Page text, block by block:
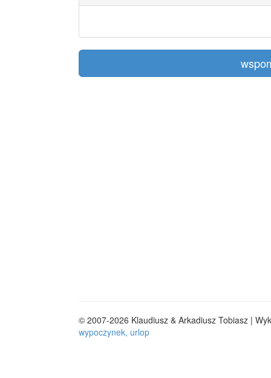
© 2007-2026 Klaudiusz & Arkadiusz Tobiasz |
wypoczynek, urlop